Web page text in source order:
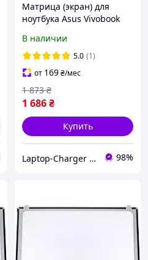
Матрица (экран) для
ноутбука Asus Vivobook
В наличии
5.0 (1)
от 169₴/мес
1 686₴
1 873 ₴
Купить
Laptop-Charger - интернет магазин комплектующих к ноутбукам 98%